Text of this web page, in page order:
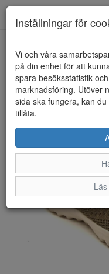
HEM CC RESORT
Inställningar för
Vi och våra
på din enhet för att
spara besöksstatistik
marknadsföring. Utöver
sida ska fungera, kan
tillåta.